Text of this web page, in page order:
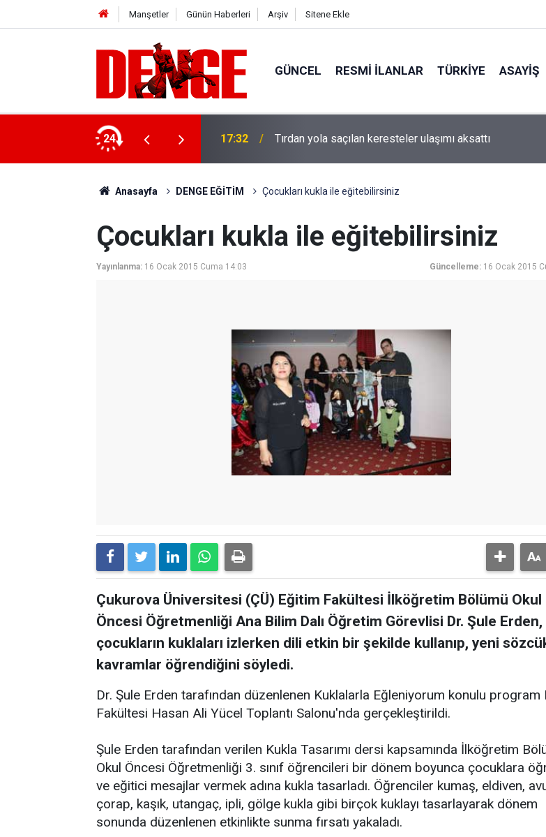
Manşetler Günün Haberleri Arşiv Sitene Ekle
GÜNCEL RESMI İLANLAR TÜRKİYE ASAYİŞ
24 17:32 Tırdan yola saçılan keresteler ulaşımı aksattı
Anasayfa DENGE EĞİTİM Çocukları kukla ile eğitebilirsiniz
Çocukları kukla ile eğitebilirsiniz
Yayınlanma: 16 Ocak 2015 Cuma 14:03 Güncelleme: 16 Ocak 2015
Çukurova Üniversitesi (ÇÜ) Eğitim Fakültesi İlköğretim Bölümü Okul
Öncesi Öğretmenliği Ana Bilim Dalı Öğretim Görevlisi Dr. Şule Erden,
çocukların kuklaları izlerken dili etkin bir şekilde kullanıp, yeni
kavramlar öğrendiğini söyledi.
Dr. Şule Erden tarafından düzenlenen Kuklalarla Eğleniyorum konulu program
Fakültesi Hasan Ali Yücel Toplantı Salonu'nda gerçekleştirildi.
Şule Erden tarafından verilen Kukla Tasarımı dersi kapsamında İlköğretim
Okul Öncesi Öğretmenliği 3. sınıf öğrencileri bir dönem boyunca çocuklara
ve eğitici mesajlar vermek adına kukla tasarladı. Öğrenciler kumaş, eldiven,
çorap, kaşık, utangaç, ipli, gölge kukla gibi birçok kuklayı tasarlayarak dönem
sonunda düzenlenen etkinlikte sunma fırsatı yakaladı.